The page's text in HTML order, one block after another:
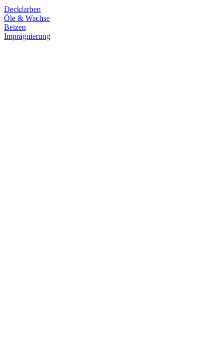
Deckfarben
Öle & Wachse
Beizen
Imprägnierung